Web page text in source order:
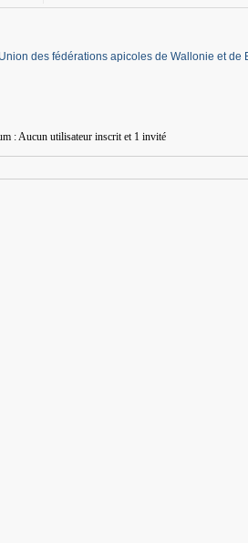
des fédérations apicoles de Wallonie et de
: Aucun utilisateur inscrit et 1 invité